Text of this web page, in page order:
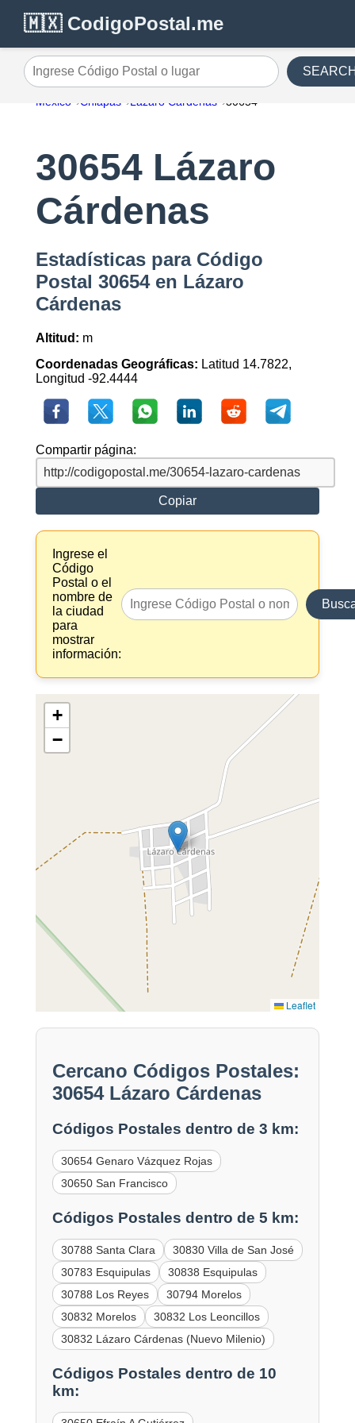
🇲🇽 CodigoPostal.me
Ingrese Código Postal o lugar
México Chiapas Lázaro Cárdenas 30654
30654 Lázaro
Cárdenas
Estadísticas para Código
Postal 30654 en Lázaro
Cárdenas
Altitud: m
Coordenadas Geográficas: Latitud 14.7822,
Longitud -92.4444
Compartir página:
Copiar
Ingrese el
Código
Postal o el
nombre de
la ciudad
para
mostrar
información:
+
−
Leaflet
Cercano Códigos Postales:
30654 Lázaro Cárdenas
Códigos Postales dentro de 3 km:
30654 Genaro Vázquez Rojas
30650 San Francisco
Códigos Postales dentro de 5 km:
30788 Santa Clara
30830 Villa de San José
30783 Esquipulas
30838 Esquipulas
30788 Los Reyes
30794 Morelos
30832 Morelos
30832 Los Leoncillos
30832 Lázaro Cárdenas (Nuevo Milenio)
Códigos Postales dentro de 10
km: